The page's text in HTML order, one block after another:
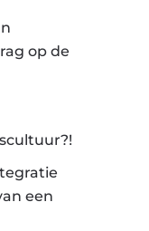
op de
een